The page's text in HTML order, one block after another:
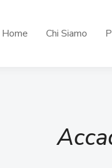
Home Chi Siamo